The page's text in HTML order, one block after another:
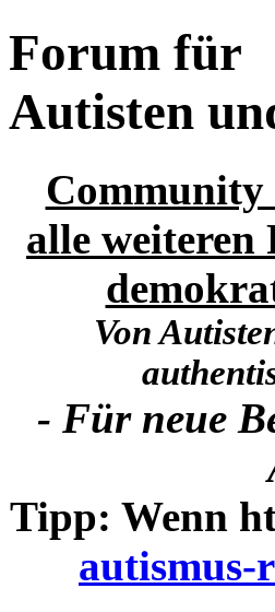
Forum für
Autisten
Community
alle weiteren
Von
- Für neue
Tipp: Wenn
autismus-